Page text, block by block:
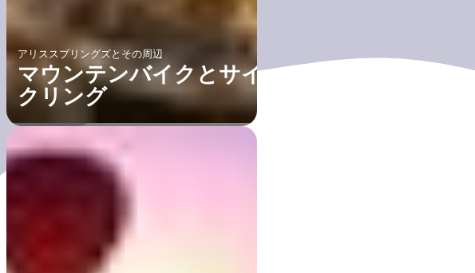
アリススプリングズとその周辺
マウンテンバイクとサイ
クリング